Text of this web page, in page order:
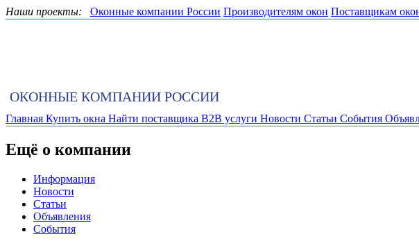
Наши проекты: Оконные компании России Производителям окон Поставщикам
ОКОННЫЕ КОМПАНИИ РОССИИ
Главная Купить окна Найти поставщика B2B услуги Новости Статьи События
Ещё о компании
Информация
Новости
Статьи
Объявления
События